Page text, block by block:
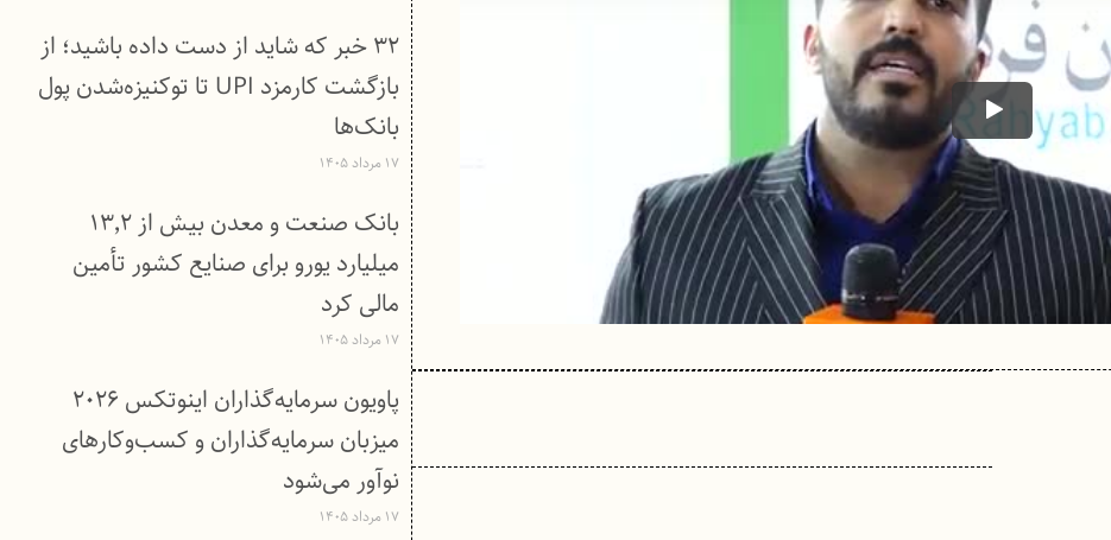
۳۲ خبر که شاید از دست داده باشید؛ از
بازگشت کارمزد UPI تا توکنیزه‌شدن پول
بانک‌ها
۱۷ مرداد ۱۴۰۵
بانک صنعت و معدن بیش از ۱۳٬۲
میلیارد یورو برای صنایع کشور تأمین
مالی کرد
۱۷ مرداد ۱۴۰۵
پاویون سرمایه‌گذاران اینوتکس ۲۰۲۶
میزبان سرمایه‌گذاران و کسب‌وکارهای
نوآور می‌شود
۱۷ مرداد ۱۴۰۵